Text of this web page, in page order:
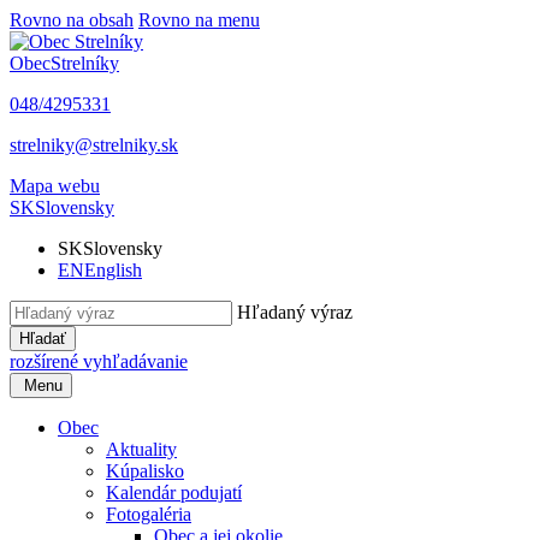
Rovno na obsah Rovno na menu
ObecStrelníky
048/4295331
strelniky@strelniky.sk
Mapa webu
SKSlovensky
SKSlovensky
ENEnglish
Hľadaný výraz
Hľadať
rozšírené vyhľadávanie
Menu
Obec
Aktuality
Kúpalisko
Kalendár podujatí
Fotogaléria
Obec a jej okolie